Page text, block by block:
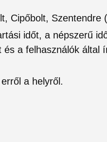
Cipőbolt, Szentendre
időt, a népszerű
a felhasználók által
a helyről.